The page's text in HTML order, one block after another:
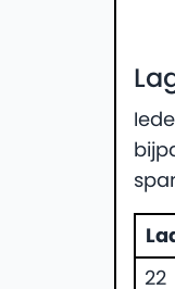
22